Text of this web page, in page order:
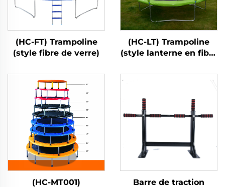
(HC-FT) Trampoline
(style fibre de verre)
(HC-LT) Trampoline
(style lanterne en fibre
(HC-MT001) Barre de traction